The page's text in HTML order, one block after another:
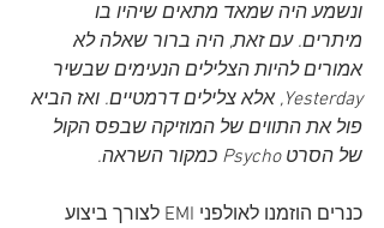
ונשמע היה שמאד מתאים שיהיו בו
מיתרים. עם זאת, היה ברור שאלה לא
אמורים להיות הצלילים הנעימים שבשיר
Yesterday, אלא צלילים דרמטיים. ואז הביא
פול את התווים של המוזיקה שבפס הקול
של הסרט Psycho כמקור השראה.
כנרים הוזמנו לאולפני EMI לצורך ביצוע